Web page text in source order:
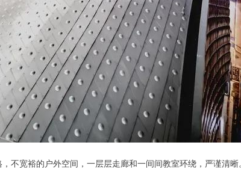
不宽裕的户外空间，一层层走廊和一间间教室环绕，严谨清